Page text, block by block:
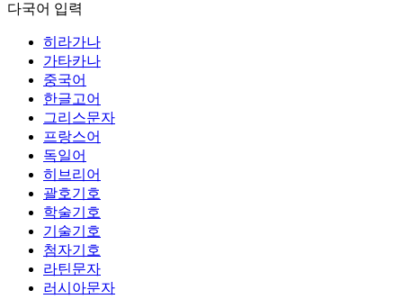
다국어 입력
히라가나
가타카나
중국어
한글고어
그리스문자
프랑스어
독일어
히브리어
괄호기호
학술기호
기술기호
첨자기호
라틴문자
러시아문자